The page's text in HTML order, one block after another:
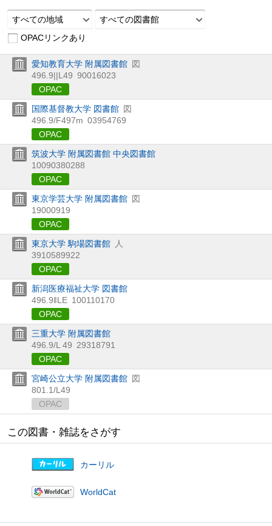
すべての地域
すべての図書館
OPACリンクあり
愛知教育大学 附属図書館 図
496.9||L49 90016023
OPAC
国際基督教大学 図書館 図
496.9/F497m 03954769
OPAC
筑波大学 附属図書館 中央図書館
10090380288
OPAC
東京学芸大学 附属図書館 図
19000919
OPAC
東京大学 駒場図書館
人
3910589922
OPAC
新潟医療福祉大学 図書館
496.9‖LE 100110170
OPAC
三重大学 附属図書館
496.9/L 49 29318791
OPAC
宮崎公立大学 附属図書館 図
801.1/L49
OPAC
この図書・雑誌をさがす
カーリル
WorldCat